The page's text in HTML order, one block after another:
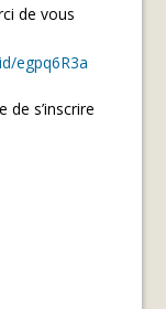
de vous
egpq6R3a
s’inscrire